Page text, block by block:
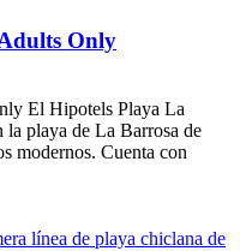
Only
El Hipotels Playa La
la playa de La Barrosa de
modernos. Cuenta con